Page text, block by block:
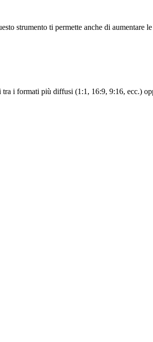
strumento ti permette anche di
i formati più diffusi (1:1, 16:9, 9:16, ecc.)